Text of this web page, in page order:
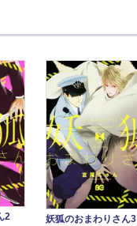
2
妖狐のおまわりさん3